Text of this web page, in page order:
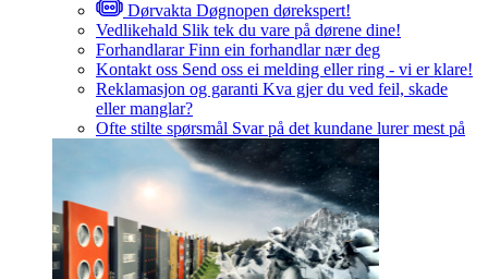
Dørvakta Døgnopen dørekspert!
Vedlikehald Slik tek du vare på dørene dine!
Forhandlarar Finn ein forhandlar nær deg
Kontakt oss Send oss ei melding eller ring - vi er klare!
Reklamasjon og garanti Kva gjer du ved feil, skade
eller manglar?
Ofte stilte spørsmål Svar på det kundane lurer mest på